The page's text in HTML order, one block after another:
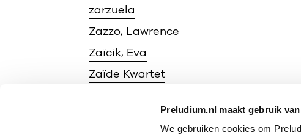
Preludium.nl maakt gebruik
We gebruiken cookies om
zarzuela
Zazzo, Lawrence
Zaïcik, Eva
Zaïde Kwartet